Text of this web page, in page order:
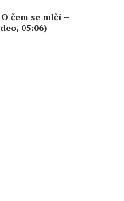
čem se mlčí –
05:06)